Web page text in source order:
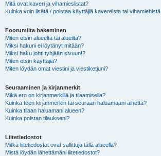
Mitä ovat kaveri ja vihamieslistat?
Kuinka voin lisätä / poistaa käyttäjiä kavereista tai vihamiehistä
Foorumilta hakeminen
Miten etsin alueelta tai alueilta?
Miksi hakuni ei löytänyt mitään?
Miksi haku johti tyhjään sivuun!?
Miten etsin käyttäjiä?
Miten löydän omat viestini ja viestiketjuni?
Seuraaminen ja kirjanmerkit
Mikä ero on kirjanmerkillä ja tilaamisella?
Kuinka teen kirjanmerkin tai seuraan haluamaani aihetta?
Kuinka tilaan haluamani alueen?
Kuinka poistan tilaukseni?
Liitetiedostot
Mitkä liitetiedostot ovat sallittuja tällä alueella?
Mistä löydän lähettämäni liitetiedostot?